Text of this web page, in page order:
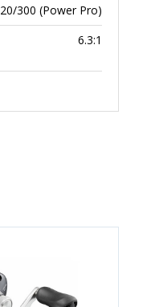
20/300 (Power Pro)
6.3:1